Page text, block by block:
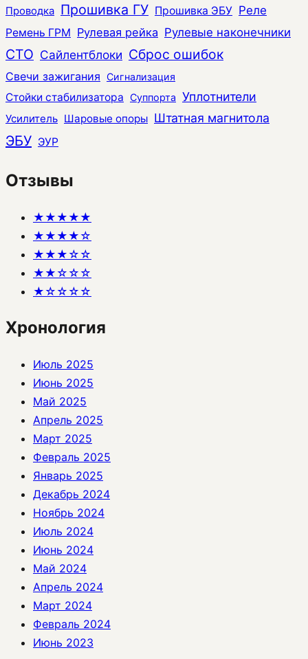
Проводка Прошивка ГУ Прошивка ЭБУ Реле
Ремень ГРМ Рулевая рейка Рулевые наконечники
СТО Сайлентблоки Сброс ошибок
Свечи зажигания Сигнализация
Стойки стабилизатора Суппорта Уплотнители
Усилитель Шаровые опоры Штатная магнитола
ЭБУ ЭУР
Отзывы
★★★★★
★★★★☆
★★★☆☆
★★☆☆☆
★☆☆☆☆
Хронология
Июль 2025
Июнь 2025
Май 2025
Апрель 2025
Март 2025
Февраль 2025
Январь 2025
Декабрь 2024
Ноябрь 2024
Июль 2024
Июнь 2024
Май 2024
Апрель 2024
Март 2024
Февраль 2024
Июнь 2023